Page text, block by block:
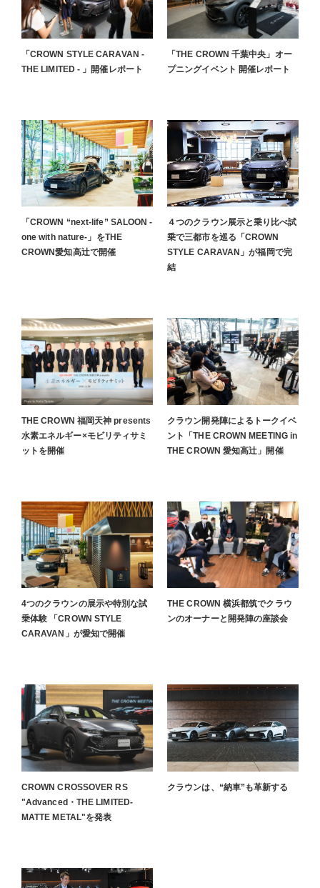
「CROWN STYLE CARAVAN -
THE LIMITED - 」開催レポート
「THE CROWN 千葉中央」オー
プニングイベント 開催レポート
「CROWN “next-life” SALOON -
one with nature-」をTHE
CROWN愛知高辻で開催
４つのクラウン展示と乗り比べ試
乗で三都市を巡る「CROWN
STYLE CARAVAN」が福岡で完
結
THE CROWN 福岡天神 presents
水素エネルギー×モビリティサミ
ットを開催
クラウン開発陣によるトークイベ
ント「THE CROWN MEETING in
THE CROWN 愛知高辻」開催
4つのクラウンの展示や特別な試
乗体験 「CROWN STYLE
CARAVAN」が愛知で開催
THE CROWN 横浜都筑でクラウ
ンのオーナーと開発陣の座談会
CROWN CROSSOVER RS
"Advanced・THE LIMITED-
MATTE METAL"を発表
クラウンは、“納車”も革新する